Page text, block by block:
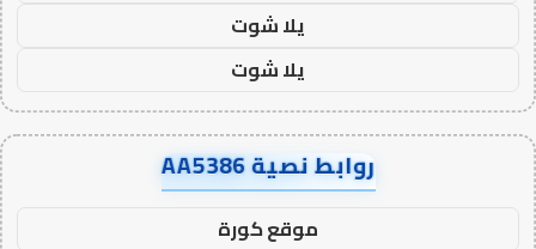
يلا شوت
يلا شوت
روابط نصية AA5386
موقع كورة